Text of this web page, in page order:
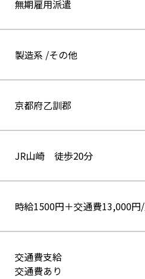
無期雇用派遣
製造系 /その他
京都府乙訓郡
JR山崎 徒歩20分
時給1500円＋交通費13,000円
交通費支給
交通費あり